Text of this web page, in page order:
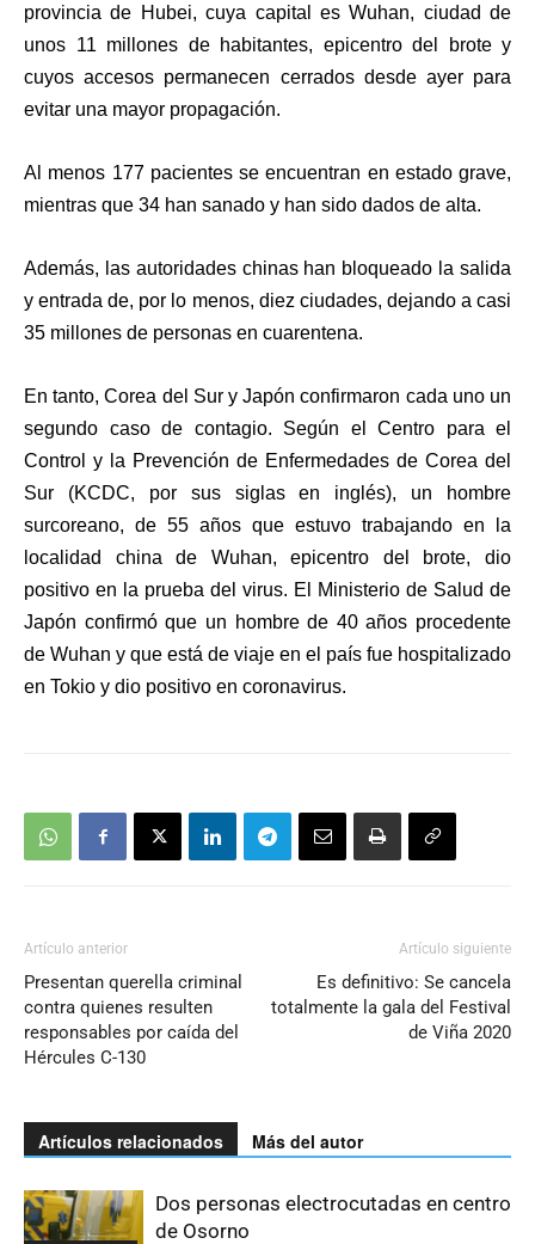
provincia de Hubei, cuya capital es Wuhan, ciudad de
unos 11 millones de habitantes, epicentro del brote y
cuyos accesos permanecen cerrados desde ayer para
evitar una mayor propagación.
Al menos 177 pacientes se encuentran en estado grave,
mientras que 34 han sanado y han sido dados de alta.
Además, las autoridades chinas han bloqueado la salida
y entrada de, por lo menos, diez ciudades, dejando a casi
35 millones de personas en cuarentena.
En tanto, Corea del Sur y Japón confirmaron cada uno un
segundo caso de contagio. Según el Centro para el
Control y la Prevención de Enfermedades de Corea del
Sur (KCDC, por sus siglas en inglés), un hombre
surcoreano, de 55 años que estuvo trabajando en la
localidad china de Wuhan, epicentro del brote, dio
positivo en la prueba del virus. El Ministerio de Salud de
Japón confirmó que un hombre de 40 años procedente
de Wuhan y que está de viaje en el país fue hospitalizado
en Tokio y dio positivo en coronavirus.
Artículo anterior
Presentan querella criminal
contra quienes resulten
responsables por caída del
Hércules C-130
Artículo siguiente
Es definitivo: Se cancela
totalmente la gala del Festival
de Viña 2020
Artículos relacionados Más del autor
Dos personas electrocutadas en centro
de Osorno